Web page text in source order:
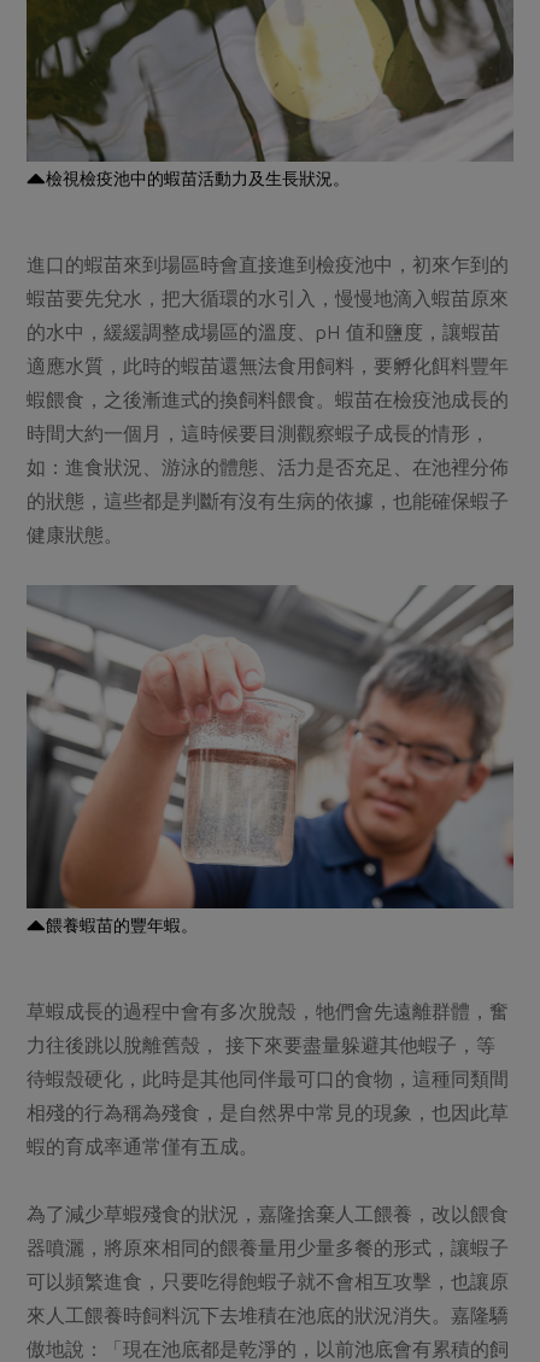
檢視檢疫池中的蝦苗活動力及生長狀況。
進口的蝦苗來到場區時會直接進到檢疫池中，初來乍到的
蝦苗要先兌水，把大循環的水引入，慢慢地滴入蝦苗原來
的水中，緩緩調整成場區的溫度、pH 值和鹽度，讓蝦苗
適應水質，此時的蝦苗還無法食用飼料，要孵化餌料豐年
蝦餵食，之後漸進式的換飼料餵食。蝦苗在檢疫池成長的
時間大約一個月，這時候要目測觀察蝦子成長的情形，
如：進食狀況、游泳的體態、活力是否充足、在池裡分佈
的狀態，這些都是判斷有沒有生病的依據，也能確保蝦子
健康狀態。
餵養蝦苗的豐年蝦。
草蝦成長的過程中會有多次脫殼，牠們會先遠離群體，奮
力往後跳以脫離舊殼， 接下來要盡量躲避其他蝦子，等
待蝦殼硬化，此時是其他同伴最可口的食物，這種同類間
相殘的行為稱為殘食，是自然界中常見的現象，也因此草
蝦的育成率通常僅有五成。
為了減少草蝦殘食的狀況，嘉隆捨棄人工餵養，改以餵食
器噴灑，將原來相同的餵養量用少量多餐的形式，讓蝦子
可以頻繁進食，只要吃得飽蝦子就不會相互攻擊，也讓原
來人工餵養時飼料沉下去堆積在池底的狀況消失。嘉隆驕
傲地說：「現在池底都是乾淨的，以前池底會有累積的飼